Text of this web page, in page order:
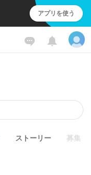
アプリを使う
ストーリー 募集